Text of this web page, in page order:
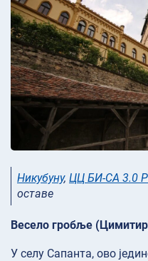
Никубуну, ЦЦ БИ-СА 3.0
оставе
Весело гробље
У селу Сапанта, ово